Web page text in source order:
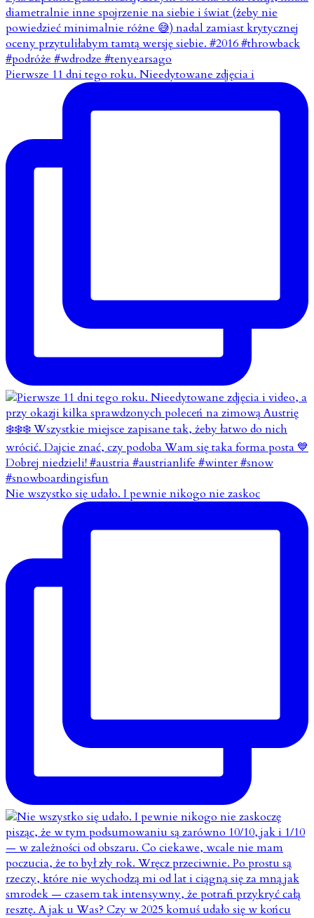
Pierwsze 11 dni tego roku. Nieedytowane zdjęcia i
Nie wszystko się udało. I pewnie nikogo nie zaskoc